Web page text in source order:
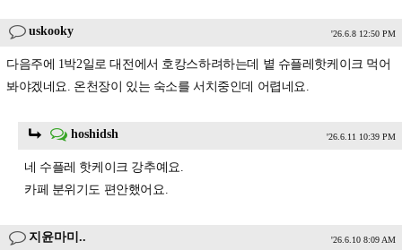
uskooky '26.6.8 12:50 PM
다음주에 1박2일로 대전에서 호캉스하려하는데 볕 슈플레핫케이크 먹어
봐야겠네요. 온천장이 있는 숙소를 서치중인데 어렵네요.
hoshidsh '26.6.11 10:39 PM
네 수플레 핫케이크 강추예요.
카페 분위기도 편안했어요.
지윤마미.. '26.6.10 8:09 AM